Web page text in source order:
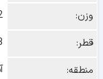
وزن:
قطر:
منطقه: